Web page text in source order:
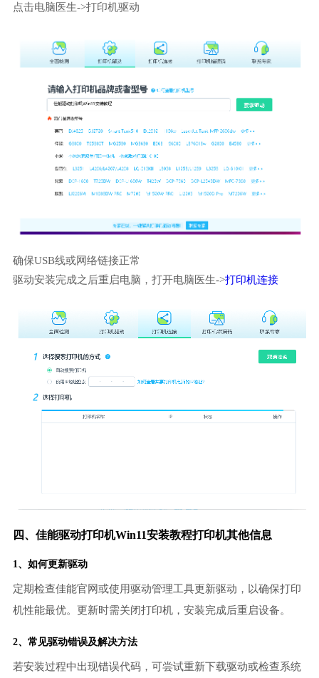
点击电脑医生->打印机驱动
确保USB线或网络链接正常
驱动安装完成之后重启电脑，打开电脑医生->打印机连接
四、佳能驱动打印机Win11安装教程打印机其他信息
1、如何更新驱动
定期检查佳能官网或使用驱动管理工具更新驱动，以确保打印
机性能最优。更新时需关闭打印机，安装完成后重启设备。
2、常见驱动错误及解决方法
若安装过程中出现错误代码，可尝试重新下载驱动或检查系统